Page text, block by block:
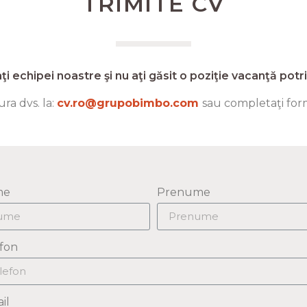
echipei noastre şi nu aţi găsit o poziţie vacanţă
dvs. la: cv.ro@grupobimbo.com sau completaţi
Prenume